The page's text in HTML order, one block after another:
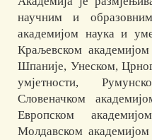
научним и
академијом наука и
Краљевском
Шпаније, Унеском,
умјетности,
Словеначком
Европском
Молдавском